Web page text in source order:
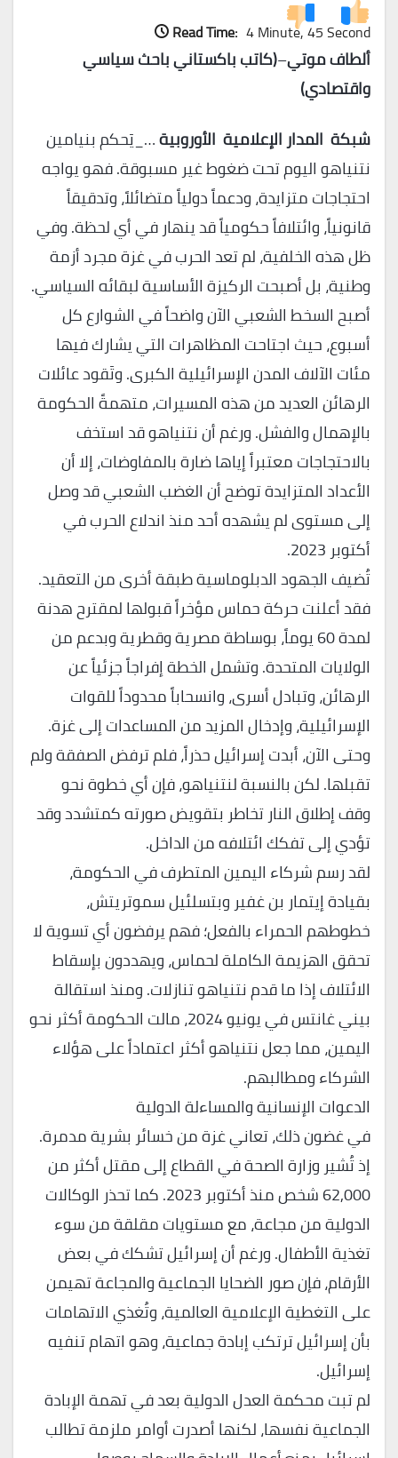
Read Time: 4 Minute, 45 Second
ألطاف موتي–(كاتب باكستاني باحث سياسي
واقتصادي)
شبكة المدار الإعلامية الأوروبية…_يَحكم بنيامين
نتنياهو اليوم تحت ضغوط غير مسبوقة. فهو يواجه
احتجاجات متزايدة، ودعماً دولياً متضائلاً، وتدقيقاً
قانونياً، وائتلافاً حكومياً قد ينهار في أي لحظة. وفي
ظل هذه الخلفية، لم تعد الحرب في غزة مجرد أزمة
وطنية، بل أصبحت الركيزة الأساسية لبقائه السياسي.
أصبح السخط الشعبي الآن واضحاً في الشوارع كل
أسبوع، حيث اجتاحت المظاهرات التي يشارك فيها
مئات الآلاف المدن الإسرائيلية الكبرى. وتَقود عائلات
الرهائن العديد من هذه المسيرات، متهمةً الحكومة
بالإهمال والفشل. ورغم أن نتنياهو قد استخف
بالاحتجاجات معتبراً إياها ضارة بالمفاوضات، إلا أن
الأعداد المتزايدة توضح أن الغضب الشعبي قد وصل
إلى مستوى لم يشهده أحد منذ اندلاع الحرب في
أكتوبر 2023.
تُضيف الجهود الدبلوماسية طبقة أخرى من التعقيد.
فقد أعلنت حركة حماس مؤخراً قبولها لمقترح هدنة
لمدة 60 يوماً، بوساطة مصرية وقطرية وبدعم من
الولايات المتحدة. وتشمل الخطة إفراجاً جزئياً عن
الرهائن، وتبادل أسرى، وانسحاباً محدوداً للقوات
الإسرائيلية، وإدخال المزيد من المساعدات إلى غزة.
وحتى الآن، أبدت إسرائيل حذراً، فلم ترفض الصفقة ولم
تقبلها. لكن بالنسبة لنتنياهو، فإن أي خطوة نحو
وقف إطلاق النار تخاطر بتقويض صورته كمتشدد وقد
تؤدي إلى تفكك ائتلافه من الداخل.
لقد رسم شركاء اليمين المتطرف في الحكومة،
بقيادة إيتمار بن غفير وبتسلئيل سموتريتش،
خطوطهم الحمراء بالفعل؛ فهم يرفضون أي تسوية لا
تحقق الهزيمة الكاملة لحماس، ويهددون بإسقاط
الائتلاف إذا ما قدم نتنياهو تنازلات. ومنذ استقالة
بيني غانتس في يونيو 2024، مالت الحكومة أكثر نحو
اليمين، مما جعل نتنياهو أكثر اعتماداً على هؤلاء
الشركاء ومطالبهم.
الدعوات الإنسانية والمساءلة الدولية
في غضون ذلك، تعاني غزة من خسائر بشرية مدمرة.
إذ تُشير وزارة الصحة في القطاع إلى مقتل أكثر من
62,000 شخص منذ أكتوبر 2023. كما تحذر الوكالات
الدولية من مجاعة، مع مستويات مقلقة من سوء
تغذية الأطفال. ورغم أن إسرائيل تشكك في بعض
الأرقام، فإن صور الضحايا الجماعية والمجاعة تهيمن
على التغطية الإعلامية العالمية، وتُغذي الاتهامات
بأن إسرائيل ترتكب إبادة جماعية، وهو اتهام تنفيه
إسرائيل.
لم تبت محكمة العدل الدولية بعد في تهمة الإبادة
الجماعية نفسها، لكنها أصدرت أوامر ملزمة تطالب